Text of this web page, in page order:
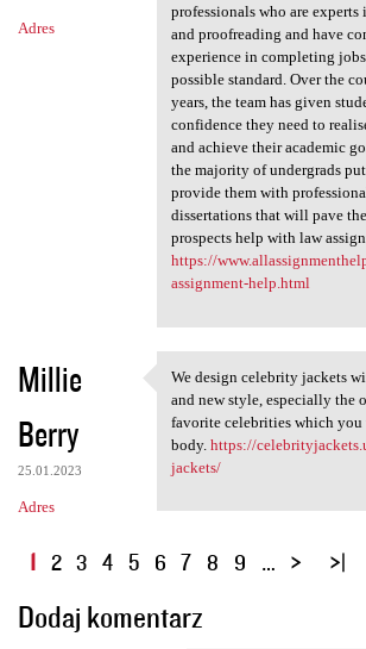
Adres
professionals who are
and proofreading and have
experience in completing
possible standard. Over the
years, the team has given
confidence they need to
and achieve their academic
the majority of undergrads
provide them with
dissertations that will pave
prospects help with law
https://
assignment-help.html
Millie
Berry
25.01.2023
Adres
We design celebrity
We design celebrity jackets
and new style, especially the
favorite celebrities which you
body. https://
jackets/
S
r
1 2 3 4 5 6 7 8 9 …
Dodaj komentarz